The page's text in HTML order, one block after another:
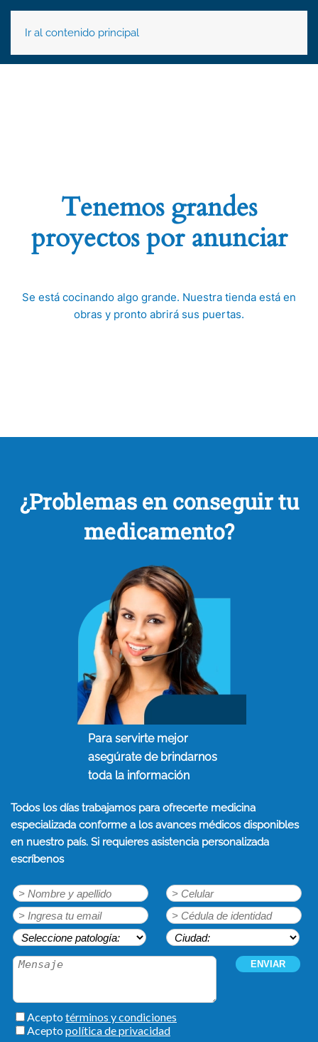
Ir al contenido principal
Tenemos grandes
proyectos por anunciar
Se está cocinando algo grande. Nuestra tienda está en
obras y pronto abrirá sus puertas.
¿Problemas en conseguir tu
medicamento?
Para servirte mejor
asegúrate de brindarnos
toda la información
Todos los días trabajamos para ofrecerte medicina
especializada conforme a los avances médicos disponibles
en nuestro país. Si requieres asistencia personalizada
escríbenos